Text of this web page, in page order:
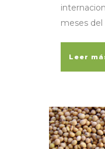
meses del
Leer